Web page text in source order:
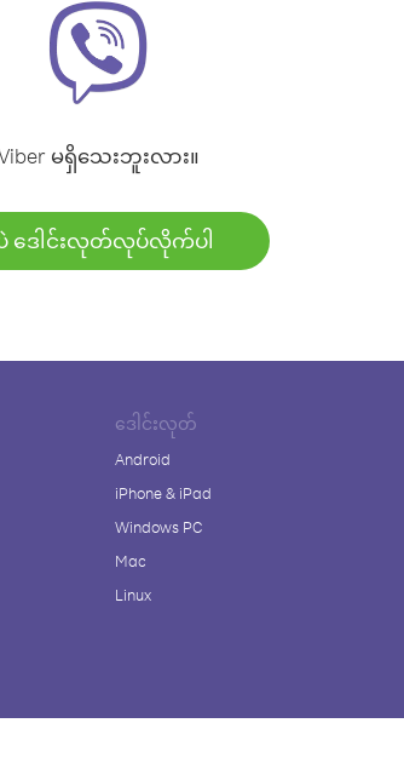
မရှိသေးဘူးလား။
ဒေါင်းလုတ်လုပ်လိုက်ပါ
ဒေါင်းလုတ်
Android
iPhone & iPad
Windows PC
Mac
Linux